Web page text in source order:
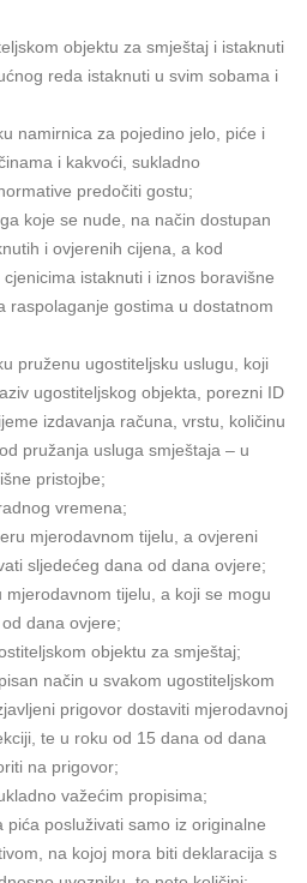
objektu za smještaj i istaknuti
reda istaknuti u svim sobama i
namirnica za pojedino jelo, piće i
i kakvoći, sukladno
predočiti gostu;
koje se nude, na način dostupan
i ovjerenih cijena, a kod
istaknuti i iznos boravišne
raspolaganje gostima u dostatnom
pruženu ugostiteljsku uslugu, koji
ugostiteljskog objekta, porezni ID
izdavanja računa, vrstu, količinu
pružanja usluga smještaja – u
pristojbe;
vremena;
mjerodavnom tijelu, a ovjereni
sljedećeg dana od dana ovjere;
tijelu, a koji se mogu
dana ovjere;
objektu za smještaj;
način u svakom ugostiteljskom
prigovor dostaviti mjerodavnoj
te u roku od 15 dana od dana
na prigovor;
važećim propisima;
posluživati samo iz originalne
na kojoj mora biti deklaracija s